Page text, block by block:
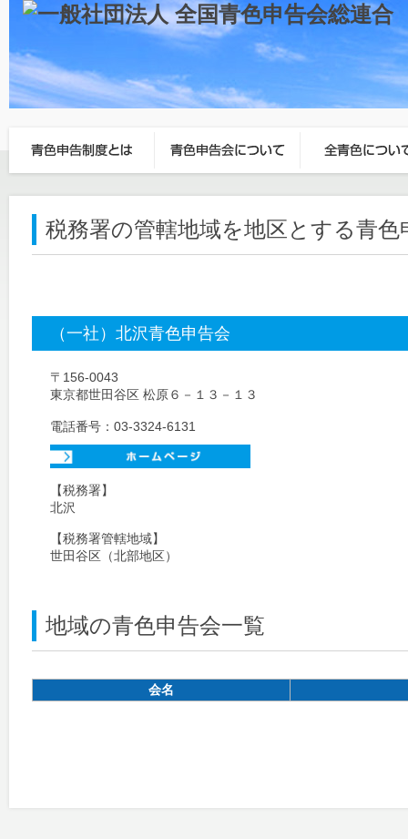
税務署の管轄地域を地区とする青色
（一社）北沢青色申告会
〒156-0043
東京都世田谷区 松原６－１３－１３
電話番号：03-3324-6131
【税務署】
北沢
【税務署管轄地域】
世田谷区（北部地区）
地域の青色申告会一覧
会名